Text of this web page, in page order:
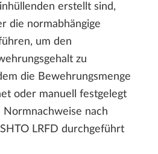
erstellt sind,
die normabhängige
um den
zu
die Bewehrungsmenge
oder manuell festgelegt
nach
LRFD durchgeführt